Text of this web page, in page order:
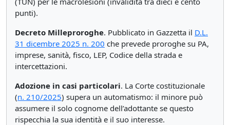
punti).
Decreto Milleproroghe. Pubblicato in Gazzetta il D.L.
31 dicembre 2025 n. 200 che prevede proroghe su PA,
imprese, sanità, fisco, LEP, Codice della strada e
intercettazioni.
Adozione in casi particolari. La Corte costituzionale
(n. 210/2025) supera un automatismo: il minore può
assumere il solo cognome dell’adottante se questo
rispecchia la sua identità e il suo interesse.